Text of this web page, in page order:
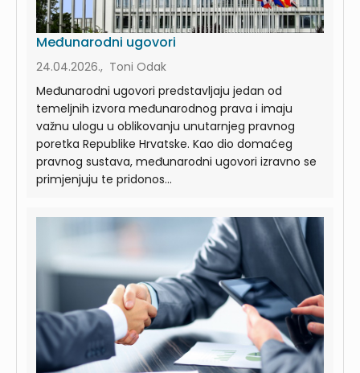
Međunarodni ugovori
24.04.2026., Toni Odak
Međunarodni ugovori predstavljaju jedan od
temeljnih izvora međunarodnog prava i imaju
važnu ulogu u oblikovanju unutarnjeg pravnog
poretka Republike Hrvatske. Kao dio domaćeg
pravnog sustava, međunarodni ugovori izravno se
primjenjuju te pridonos...